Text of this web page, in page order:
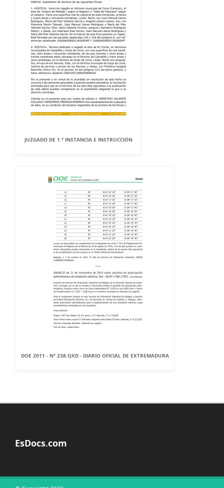
JUZGADO DE 1.ª INSTANCIA E INSTRUCCIÓN
DOE 2011 - Nº 238.QXD - DIARIO OFICIAL DE EXTREMADURA
EsDocs.com